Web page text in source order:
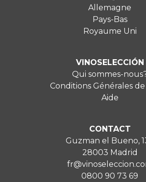
Allemagne
Pays-Bas
Royaume Uni
VINOSELECCIÓN
Qui sommes-
Conditions Générales
Aide
CONTACT
Guzman el Bueno,
28003 Madrid
0800 90 73 69